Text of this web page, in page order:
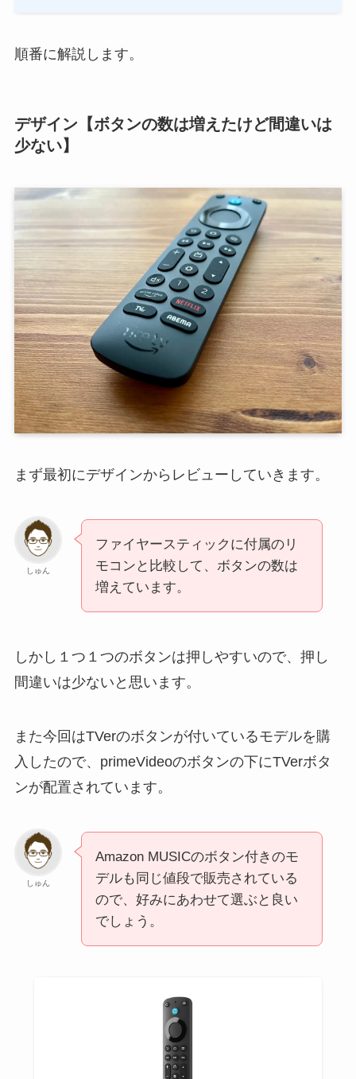
順番に解説します。
デザイン【ボタンの数は増えたけど間違いは
少ない】
まず最初にデザインからレビューしていきます。
しゅん
ファイヤースティックに付属のリ
モコンと比較して、ボタンの数は
増えています。
しかし１つ１つのボタンは押しやすいので、押し
間違いは少ないと思います。
また今回はTVerのボタンが付いているモデルを購
入したので、primeVideoのボタンの下にTVerボタ
ンが配置されています。
しゅん
Amazon MUSICのボタン付きのモ
デルも同じ値段で販売されている
ので、好みにあわせて選ぶと良い
でしょう。